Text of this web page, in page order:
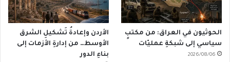
الحوثيون في العراق: من مكتبٍ
سياسي إلى شبكةِ عمليّات
2026/08/06
الأردن وإعادةُ تَشكيلِ الشرق
الأوسط… من إدارةِ الأزمات إلى
بناءِ الدور